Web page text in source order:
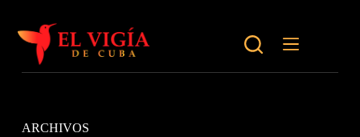
contenido
ARCHIVOS